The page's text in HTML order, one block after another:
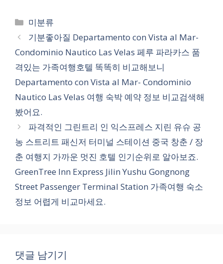
카
테
고
리
미분류
기분좋아질 Departamento con Vista al Mar-
Condominio Nautico Las Velas 페루 파라카스 품
격있는 가족여행호텔 똑똑히 비교해보니
Departamento con Vista al Mar- Condominio
Nautico Las Velas 여행 숙박 예약 정보 비교검색해
봤어요.
파격적인 그린트리 인 익스프레스 지린 유슈 공
농 스트리트 패신저 터미널 스테이션 중국 창춘 / 장
춘 여행지 가까운 멋진 호텔 인기순위로 알아보죠.
GreenTree Inn Express Jilin Yushu Gongnong
Street Passenger Terminal Station 가족여행 숙소
정보 어렵게 비교마세요.
댓글 남기기